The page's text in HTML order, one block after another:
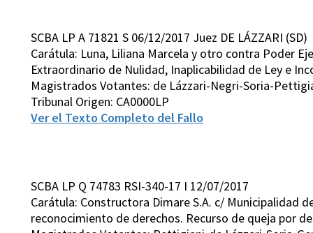
SCBA LP A 71821 S 06/12/2017 Juez DE LÁZZARI (SD)
Carátula: Luna, Liliana Marcela y otro contra Poder
Extraordinario de Nulidad, Inaplicabilidad de Ley e
Magistrados Votantes: de Lázzari-Negri-Soria-
Tribunal Origen: CA0000LP
Ver el Texto Completo del Fallo
SCBA LP Q 74783 RSI-340-17 I 12/07/2017
Carátula: Constructora Dimare S.A. c/ Municipalidad
reconocimiento de derechos. Recurso de queja por